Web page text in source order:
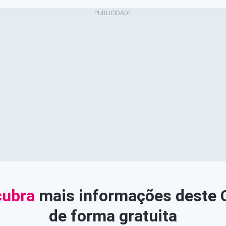
mais informações deste
de forma gratuita